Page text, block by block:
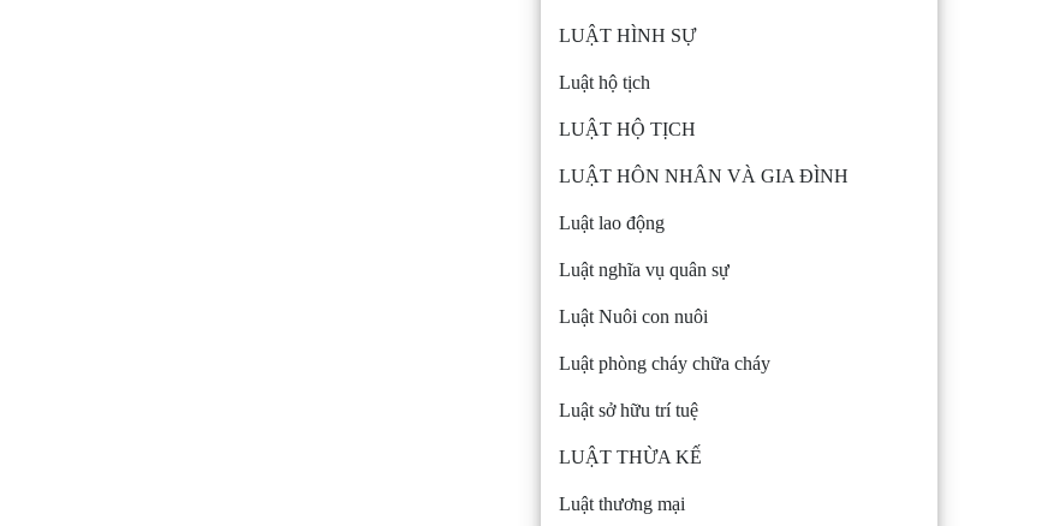
LUẬT HÌNH SỰ
Luật hộ tịch
LUẬT HỘ TỊCH
LUẬT HÔN NHÂN VÀ GIA ĐÌNH
Luật lao động
Luật nghĩa vụ quân sự
Luật Nuôi con nuôi
Luật phòng cháy chữa cháy
Luật sở hữu trí tuệ
LUẬT THỪA KẾ
Luật thương mại